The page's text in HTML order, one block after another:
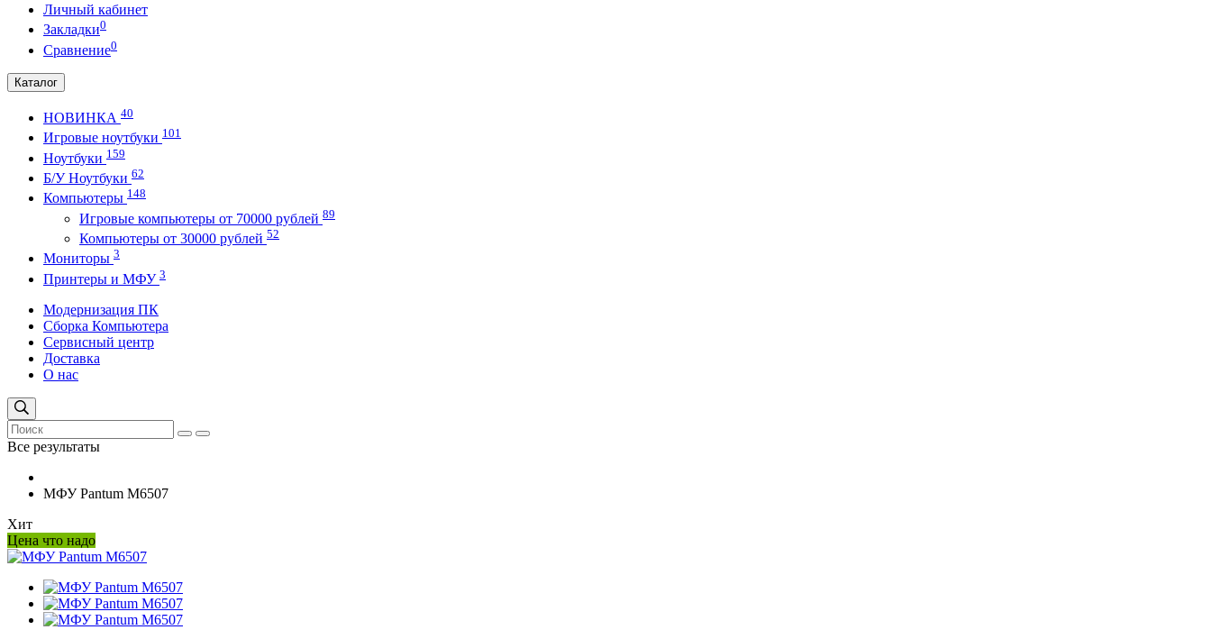
Личный кабинет
Закладки0
Сравнение0
Каталог
НОВИНКА 40
Игровые ноутбуки 101
Ноутбуки 159
Б/У Ноутбуки 62
Компьютеры 148
Игровые компьютеры от 70000 рублей 89
Компьютеры от 30000 рублей 52
Мониторы 3
Принтеры и МФУ 3
Модернизация ПК
Сборка Компьютера
Сервисный центр
Доставка
О нас
Все результаты
МФУ Pantum M6507
Хит
Цена что надо